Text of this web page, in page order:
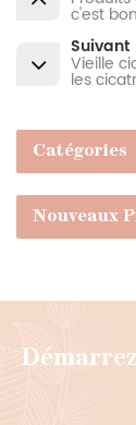
c'est
Suivant
Vieille
les
Catégories
Nouveaux